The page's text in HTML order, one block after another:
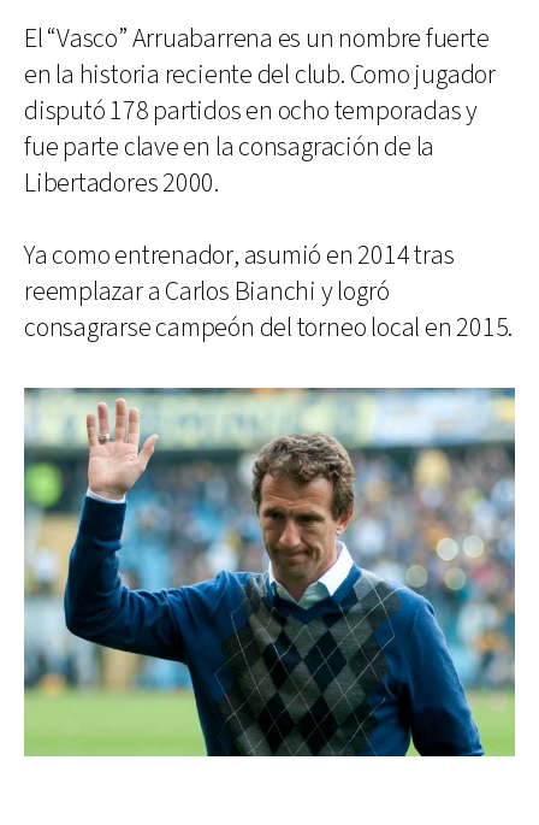
El “Vasco” Arruabarrena es un nombre fuerte
en la historia reciente del club. Como jugador
disputó 178 partidos en ocho temporadas y
fue parte clave en la consagración de la
Libertadores 2000.
Ya como entrenador, asumió en 2014 tras
reemplazar a Carlos Bianchi y logró
consagrarse campeón del torneo local en 2015.